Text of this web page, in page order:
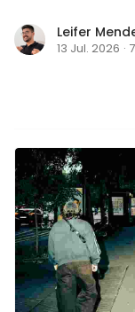
Leifer
13 Jul. 2026 ·